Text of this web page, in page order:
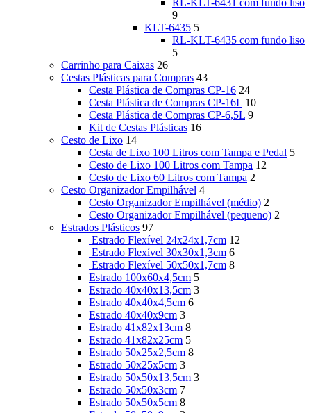
RL-KLT-6431 com fundo liso
9
KLT-6435 5
RL-KLT-6435 com fundo liso
5
Carrinho para Caixas 26
Cestas Plásticas para Compras 43
Cesta Plástica de Compras CP-16 24
Cesta Plástica de Compras CP-16L 10
Cesta Plástica de Compras CP-6,5L 9
Kit de Cestas Plásticas 16
Cesto de Lixo 14
Cesta de Lixo 100 Litros com Tampa e Pedal 5
Cesto de Lixo 100 Litros com Tampa 12
Cesto de Lixo 60 Litros com Tampa 2
Cesto Organizador Empilhável 4
Cesto Organizador Empilhável (médio) 2
Cesto Organizador Empilhável (pequeno) 2
Estrados Plásticos 97
Estrado Flexível 24x24x1,7cm 12
Estrado Flexível 30x30x1,3cm 6
Estrado Flexível 50x50x1,7cm 8
Estrado 100x60x4,5cm 5
Estrado 40x40x13,5cm 3
Estrado 40x40x4,5cm 6
Estrado 40x40x9cm 3
Estrado 41x82x13cm 8
Estrado 41x82x25cm 5
Estrado 50x25x2,5cm 8
Estrado 50x25x5cm 3
Estrado 50x50x13,5cm 3
Estrado 50x50x3cm 7
Estrado 50x50x5cm 8